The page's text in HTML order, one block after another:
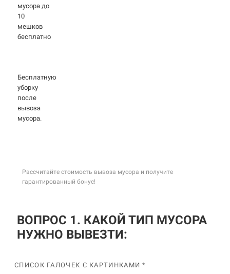
мусора до
10
мешков
бесплатно
Бесплатную
уборку
после
вывоза
мусора.
Рассчитайте стоимость вывоза мусора и получите
гарантированный бонус!
ВОПРОС 1. КАКОЙ ТИП МУСОРА
НУЖНО ВЫВЕЗТИ:
СПИСОК ГАЛОЧЕК С КАРТИНКАМИ *